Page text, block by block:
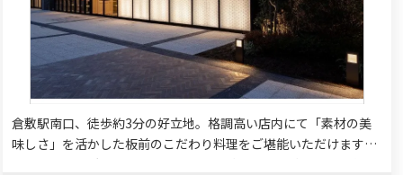
倉敷駅南口、徒歩約3分の好立地。格調高い店内にて「素材の美
味しさ」を活かした板前のこだわり料理をご堪能いただけます。
個室で、テーブル席で、テラス席で、ご家族様やご親族様、大切